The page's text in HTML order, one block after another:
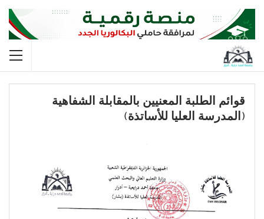
قوائم الطلبة المعنيين بالمقابلة الشفاهية
(المدرسة العليا للأساتذة)